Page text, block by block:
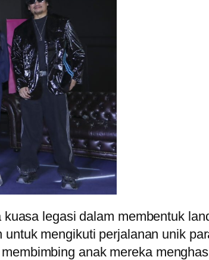
legasi dalam membentuk
mengikuti perjalanan unik
anak mereka